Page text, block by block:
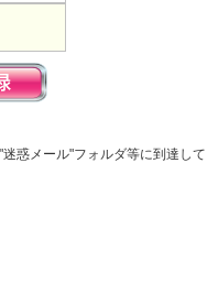
惑メール"フォルダ等に到達して